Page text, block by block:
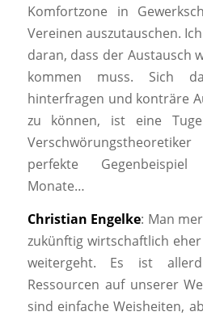
Komfortzone in
Vereinen auszutauschen.
daran, dass der Austausch
kommen muss. Sich
hinterfragen und konträre
zu können, ist eine
perfekte
Monate…
Christian Engelke: Man
zukünftig wirtschaftlich
weitergeht. Es ist
Ressourcen auf unserer
sind einfache Weisheiten,